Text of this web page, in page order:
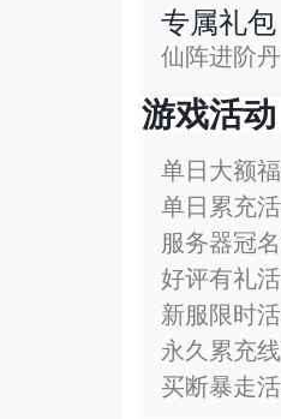
专属礼包
仙阵进阶
游戏活动
单日大额
单日累充
服务器冠
好评有礼
新服限时
永久累充
买断暴走